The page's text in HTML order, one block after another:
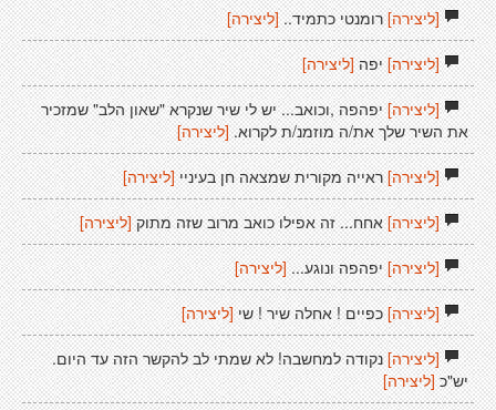
[ליצירה]רומנטי כתמיד..[ליצירה]
[ליצירה]יפה [ליצירה]
[ליצירה]יפהפה ,וכואב... יש לי שיר שנקרא "שאון הלב" שמזכיר
את השיר שלך את/ה מוזמנ/ת לקרוא. [ליצירה]
[ליצירה]ראייה מקורית שמצאה חן בעיניי [ליצירה]
[ליצירה]אחח... זה אפילו כואב מרוב שזה מתוק [ליצירה]
[ליצירה]יפהפה ונוגע... [ליצירה]
[ליצירה]כפיים ! אחלה שיר ! שי [ליצירה]
[ליצירה]נקודה למחשבה! לא שמתי לב להקשר הזה עד היום.
יש"כ [ליצירה]